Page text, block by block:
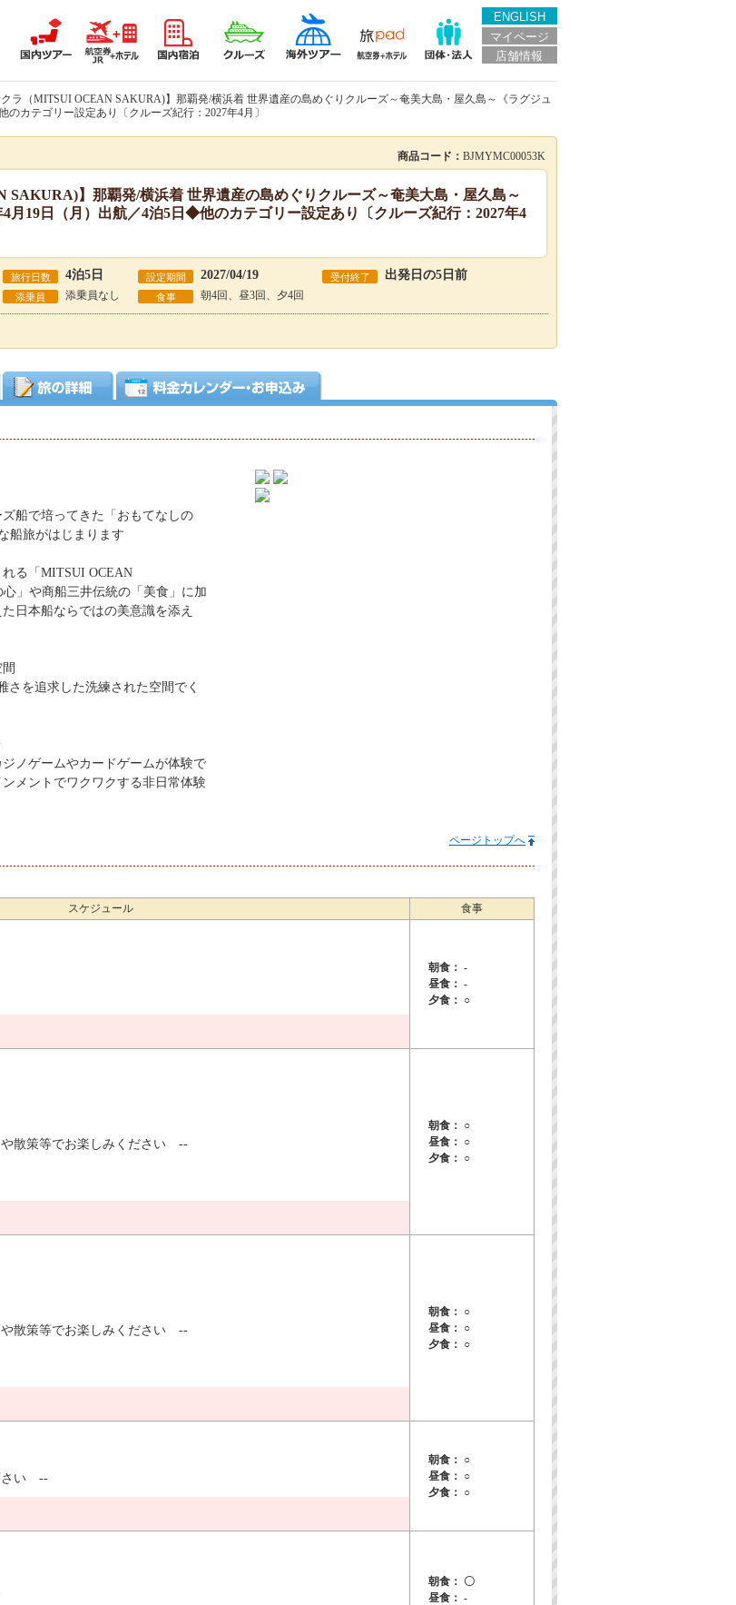
ENGLISH
マイページ
店舗情報
ラ（MITSUI OCEAN SAKURA)】那覇発/横浜着 世界遺産の島めぐりクルーズ～奄美大島・屋久島～《ラグジュ
カテゴリー設定あり〔クルーズ紀行：2027年4月〕
商品コード： BJMYMC00053K
SAKURA)】那覇発/横浜着 世界遺産の島めぐりクルーズ～奄美大島・屋久島～
月19日（月）出航／4泊5日◆他のカテゴリー設定あり〔クルーズ紀行：2027年4
旅行日数 4泊5日 設定期間 2027/04/19 受付終了 出発日の5日前
添乗員 添乗員なし 食事 朝4回、昼3回、夕4回
船で培ってきた「おもてなしの
船旅がはじまります
る「MITSUI OCEAN
」や商船三井伝統の「美食」に加
日本船ならではの美意識を添え
さを追求した洗練された空間でく
ノゲームやカードゲームが体験で
メントでワクワクする非日常体験
ページトップへ
スケジュール 食事
朝食： -
昼食： -
夕食： ○
散策等でお楽しみください --
朝食： ○
昼食： ○
夕食： ○
散策等でお楽しみください --
朝食： ○
昼食： ○
夕食： ○
さい --
朝食： ○
昼食： ○
夕食： ○
朝食： 〇
昼食： -